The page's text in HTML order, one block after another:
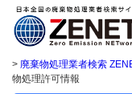
> 廃棄物処理業者検索
物処理許可情報